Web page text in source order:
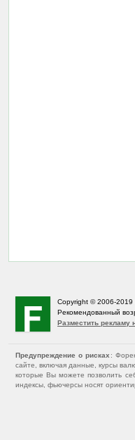
Copyright © 2006-2019
Рекомендованный
Разместить рекламу
Предупреждение о рисках :
сайте, включая данные, курсы
которые Вы можете позволить
индексы, фьючерсы носят